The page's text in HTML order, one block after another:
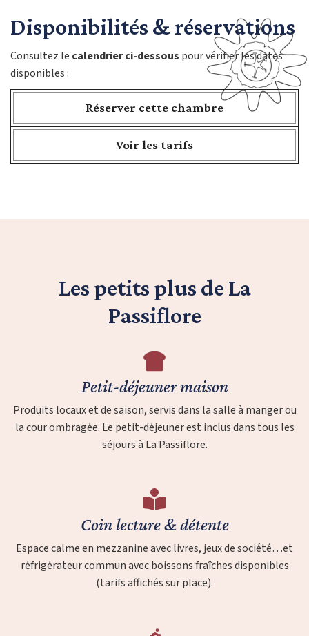
Disponibilités & réservations ​
Consultez le calendrier ci-dessous pour vérifier les dates
disponibles :
Réserver cette chambre
Voir les tarifs
Les petits plus de La
Passiflore
Petit-déjeuner maison
Produits locaux et de saison, servis dans la salle à manger ou
la cour ombragée. Le petit-déjeuner est inclus dans tous les
séjours à La Passiflore.
Coin lecture & détente
Espace calme en mezzanine avec livres, jeux de société…et
réfrigérateur commun avec boissons fraîches disponibles
(tarifs affichés sur place).